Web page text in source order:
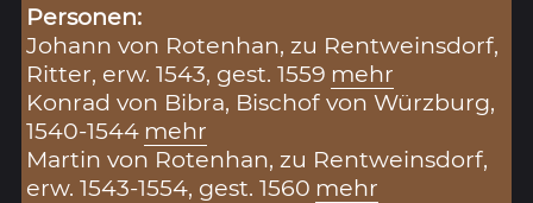
Personen:
Johann von Rotenhan, zu Rentweinsdorf,
Ritter, erw. 1543, gest. 1559 mehr
Konrad von Bibra, Bischof von Würzburg,
1540-1544 mehr
Martin von Rotenhan, zu Rentweinsdorf,
erw. 1543-1554, gest. 1560 mehr